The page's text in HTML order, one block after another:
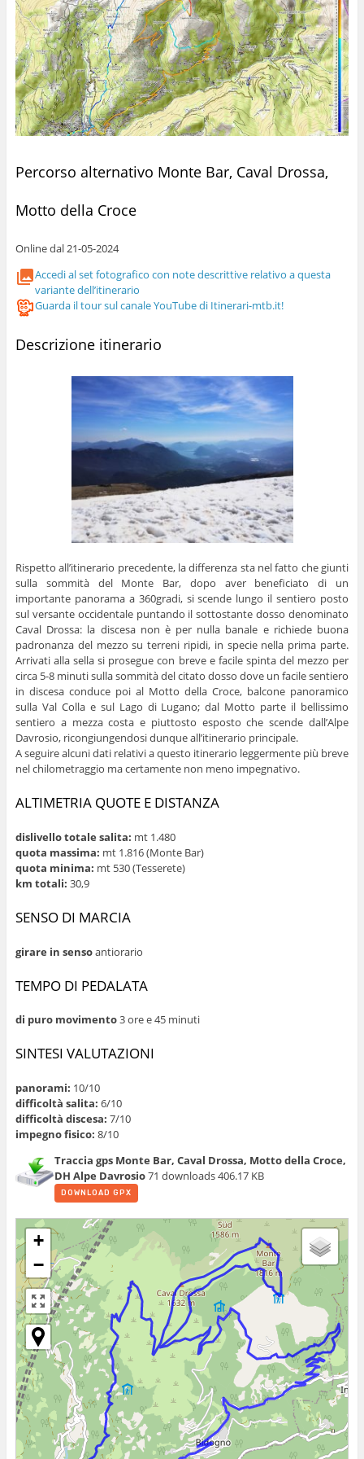
Percorso alternativo Monte Bar, Caval Drossa,
Motto della Croce
Online dal 21-05-2024
Accedi al set fotografico con note descrittive relativo a questa
variante dell’itinerario
Guarda il tour sul canale YouTube di Itinerari-mtb.it!
Descrizione itinerario
Rispetto all’itinerario precedente, la differenza sta nel fatto che giunti
sulla sommità del Monte Bar, dopo aver beneficiato di un
importante panorama a 360gradi, si scende lungo il sentiero posto
sul versante occidentale puntando il sottostante dosso denominato
Caval Drossa: la discesa non è per nulla banale e richiede buona
padronanza del mezzo su terreni ripidi, in specie nella prima parte.
Arrivati alla sella si prosegue con breve e facile spinta del mezzo per
circa 5-8 minuti sulla sommità del citato dosso dove un facile sentiero
in discesa conduce poi al Motto della Croce, balcone panoramico
sulla Val Colla e sul Lago di Lugano; dal Motto parte il bellissimo
sentiero a mezza costa e piuttosto esposto che scende dall’Alpe
Davrosio, ricongiungendosi dunque all’itinerario principale.
A seguire alcuni dati relativi a questo itinerario leggermente più breve
nel chilometraggio ma certamente non meno impegnativo.
ALTIMETRIA QUOTE E DISTANZA
dislivello totale salita: mt 1.480
quota massima: mt 1.816 (Monte Bar)
quota minima: mt 530 (Tesserete)
km totali: 30,9
SENSO DI MARCIA
girare in sensoantiorario
TEMPO DI PEDALATA
di puro movimento3 ore e 45 minuti
SINTESI VALUTAZIONI
panorami: 10/10
difficoltà salita: 6/10
difficoltà discesa: 7/10
impegno fisico: 8/10
Traccia gps Monte Bar, Caval Drossa, Motto della Croce,
DH Alpe Davrosio71 downloads406.17 KB
DOWNLOAD GPX
+
−